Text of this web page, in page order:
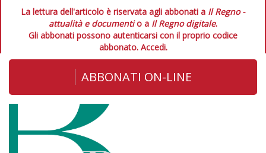
La lettura dell'articolo è riservata agli abbonati a Il Regno -
attualità e documentio a Il Regno digitale.
Gli abbonati possono autenticarsi con il proprio codice
abbonato. Accedi.
ABBONATI ON-LINE